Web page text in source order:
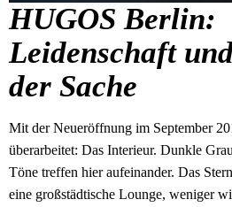
HUGOS Berlin:
Leidenschaft
der Sache
Mit der Neueröffnung im September
überarbeitet: Das Interieur. Dunkle
Töne treffen hier aufeinander. Das
eine großstädtische Lounge, weniger